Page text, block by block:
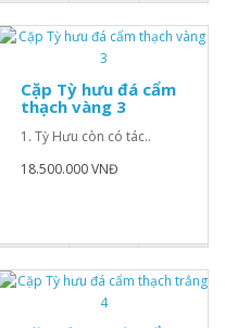
Cặp Tỳ hưu đá cẩm
thạch vàng 3
1. Tỳ Hưu còn có tác..
18.500.000 VNĐ